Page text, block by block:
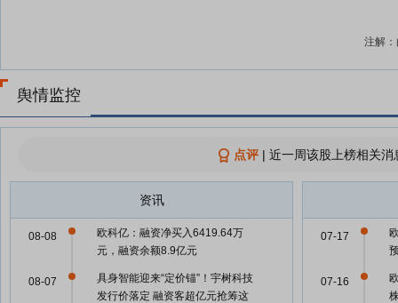
注解
舆情监控
点评| 近一周该股上榜相关
资讯
欧科亿：融资净买入6419.64万
元，融资余额8.9亿元
08-08
具身智能迎来“定价锚”！宇树科技
发行价落定 融资客超亿元抢筹这
08-07
07-17
07-16